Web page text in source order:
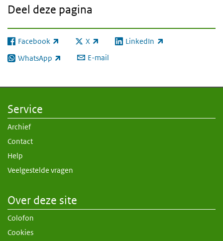
Deel deze pagina
Facebook
(externe link) X
(externe link) LinkedIn
(externe link)
WhatsApp
(externe link) E-mail
Service
Archief
Contact
Help
Veelgestelde vragen
Over deze site
Colofon
Cookies